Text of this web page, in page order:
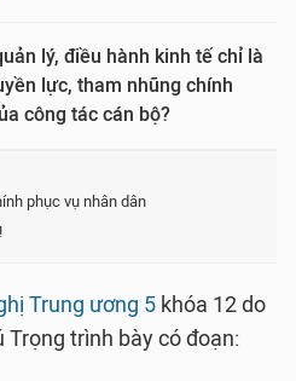
lý, điều hành kinh tế chỉ là
lực, tham nhũng chính
công tác cán bộ?
phục vụ nhân dân
Trung ương 5 khóa 12 do
trình bày có đoạn: